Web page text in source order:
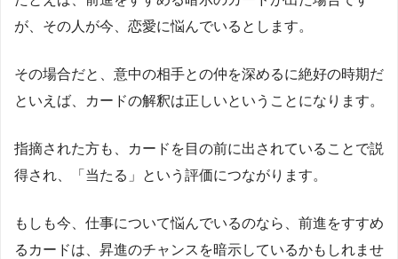
が、その人が今、恋愛に悩んでいるとします。
その場合だと、意中の相手との仲を深めるに絶好の時期だ
といえば、カードの解釈は正しいということになります。
指摘された方も、カードを目の前に出されていることで説
得され、「当たる」という評価につながります。
もしも今、仕事について悩んでいるのなら、前進をすすめ
るカードは、昇進のチャンスを暗示しているかもしれませ